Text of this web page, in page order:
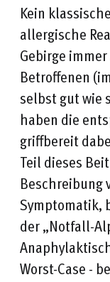
Kein
allergische
Gebirge
Betroffenen
selbst gut wie
haben die
griffbereit
Teil dieses
Beschreibung
Symptomatik,
der „Notfall-
Worst-Case -